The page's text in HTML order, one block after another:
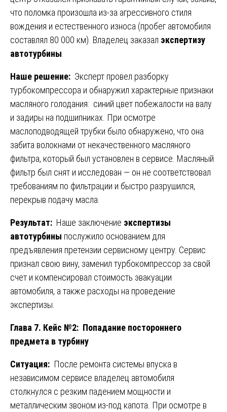
что поломка произошла из-за агрессивного стиля
вождения и естественного износа (пробег автомобиля
составлял 80 000 км). Владелец заказал экспертизу
автотурбины
Наше решение: Эксперт провел разборку
турбокомпрессора и обнаружил характерные признаки
масляного голодания: синий цвет побежалости на валу
и задиры на подшипниках. При осмотре
маслоподводящей трубки было обнаружено, что она
забита волокнами от некачественного масляного
фильтра, который был установлен в сервисе. Масляный
фильтр был снят и исследован — он не соответствовал
требованиям по фильтрации и быстро разрушился,
перекрыв подачу масла.
Результат: Наше заключение экспертизы
автотурбины послужило основанием для
предъявления претензии сервисному центру. Сервис
признал свою вину, заменил турбокомпрессор за свой
счет и компенсировал стоимость эвакуации
автомобиля, а также расходы на проведение
экспертизы.
Глава 7. Кейс №2: Попадание постороннего
предмета в турбину
Ситуация: После ремонта системы впуска в
независимом сервисе владелец автомобиля
столкнулся с резким падением мощности и
металлическим звоном из-под капота. При осмотре в